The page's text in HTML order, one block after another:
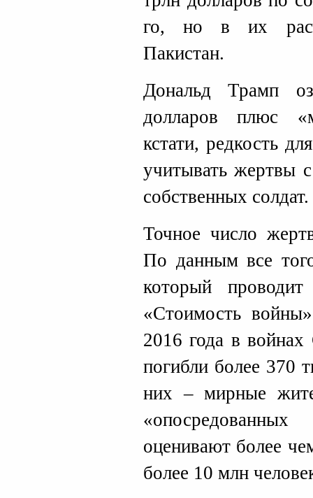
го, но в их
Пакистан.
Дональд Трамп
долларов плюс
кстати, редкость
учитывать жертвы
собственных солдат.
Точное число
По данным все
который проводит
«Стоимость
2016 года в
погибли более 370
них – мирные
оценивают более
более 10 млн